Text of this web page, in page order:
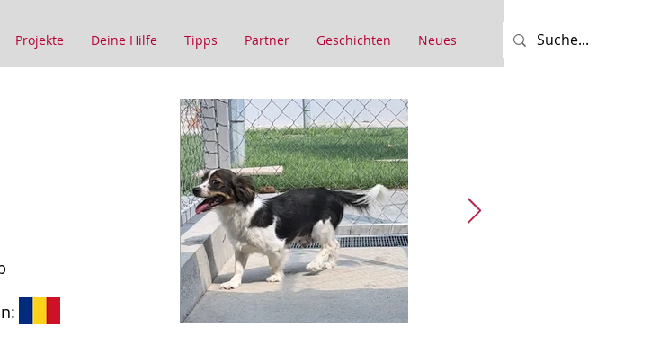
Projekte Deine Hilfe Tipps Partner Geschichten Neues